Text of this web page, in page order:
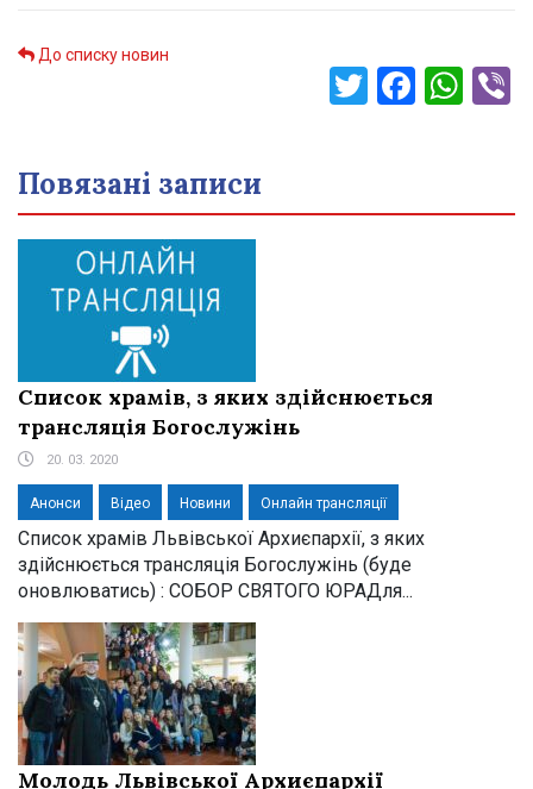
До списку новин
Twitter
Повязані записи
Список храмів, з яких здійснюється
трансляція Богослужінь
20. 03. 2020
Анонси Відео Новини Онлайн трансляції
Список храмів Львівської Архиєпархії, з яких
здійснюється трансляція Богослужінь (буде
оновлюватись) : СОБОР СВЯТОГО ЮРАДля...
Молодь Львівської Архиєпархії